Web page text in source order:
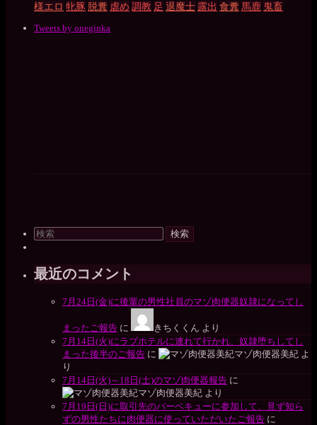
様エロ 牝豚 脱糞 虐め 調教 足 退魔士 露出 食糞馬鹿 鬼畜
Tweets by oneginka
検
象:
最近のコメント
7月24日(金)に後輩の男性社員のマゾ肉便器奴隷になってし
まったご報告 に きちくくん より
7月14日(火)にラブホテルに連れて行かれ、奴隷堕ちしてし
まった後半のご報告 に マゾ肉便器美紀 よ
り
7月14日(火)～18日(土)のマゾ肉便器報告 に
マゾ肉便器美紀 より
7月19日(日)に取引先のバーベキューに参加して、見ず知ら
ずの男性たちに肉便器に使っていただいたご報告 に